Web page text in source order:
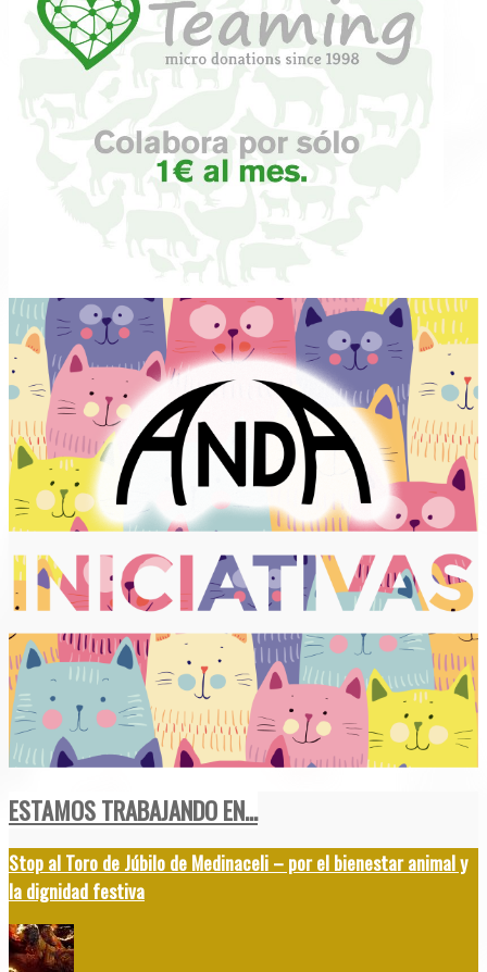
ESTAMOS TRABAJANDO EN...
Stop al Toro de Júbilo de Medinaceli – por el bienestar animal y
la dignidad festiva